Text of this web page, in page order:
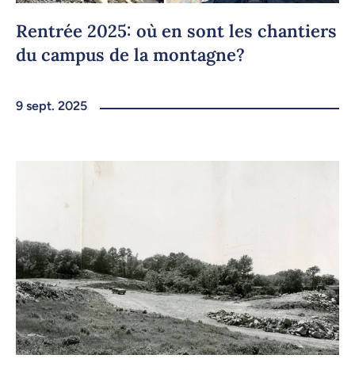
Rentrée 2025: où en sont les chantiers
du campus de la montagne?
9 sept. 2025